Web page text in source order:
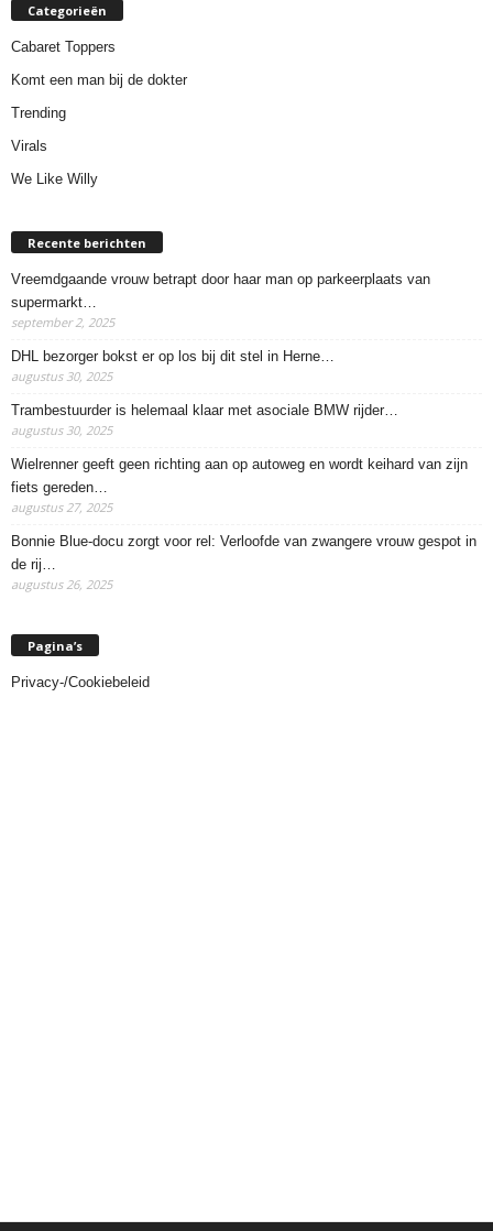
Categorieën
Cabaret Toppers
Komt een man bij de dokter
Trending
Virals
We Like Willy
Recente berichten
Vreemdgaande vrouw betrapt door haar man op parkeerplaats van
supermarkt…
september 2, 2025
DHL bezorger bokst er op los bij dit stel in Herne…
augustus 30, 2025
Trambestuurder is helemaal klaar met asociale BMW rijder…
augustus 30, 2025
Wielrenner geeft geen richting aan op autoweg en wordt keihard van zijn
fiets gereden…
augustus 27, 2025
Bonnie Blue-docu zorgt voor rel: Verloofde van zwangere vrouw gespot in
de rij…
augustus 26, 2025
Pagina’s
Privacy-/Cookiebeleid